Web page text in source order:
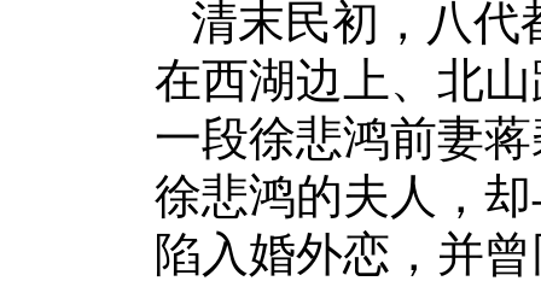
清末民初，八代
在西湖边上、北
一段徐悲鸿前妻
徐悲鸿的夫人，
陷入婚外恋，并